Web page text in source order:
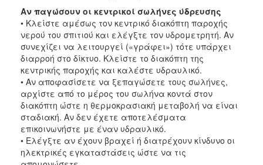
Αν παγώσουν οι κεντρικοί σωλήνες ύδρευσης
• Κλείστε αμέσως τον κεντρικό διακόπτη παροχής
νερού του σπιτιού και ελέγξτε τον υδρομετρητή. Αν
συνεχίζει να λειτουργεί («γράφει») τότε υπάρχει
διαρροή στο δίκτυο. Κλείστε το διακόπτη της
κεντρικής παροχής και καλέστε υδραυλικό.
• Αν αποφασίσετε να ξεπαγώσετε τους σωλήνες,
αρχίστε από το μέρος του σωλήνα κοντά στον
διακόπτη ώστε η θερμοκρασιακή μεταβολή να είναι
σταδιακή. Αν δεν έχετε αποτελέσματα
επικοινωνήστε με έναν υδραυλικό.
• Ελέγξτε αν έχουν βραχεί ή διατρέχουν κίνδυνο οι
ηλεκτρικές εγκαταστάσεις ώστε να τις